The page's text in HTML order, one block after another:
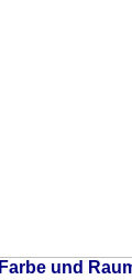
Farbe und